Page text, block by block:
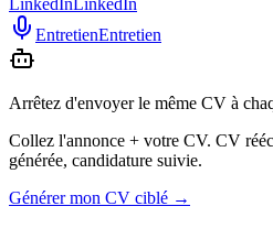
EntretienEntretien
Arrêtez d'envoyer le même CV à
Collez l'annonce + votre CV. CV
générée, candidature suivie.
Générer mon CV ciblé →